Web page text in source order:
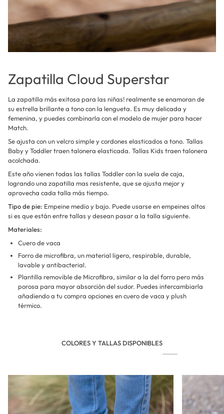
Zapatilla Cloud Superstar
La zapatilla más exitosa para las niñas! realmente se enamoran de
su estrella brillante a tono con la lengueta. Es muy delicada y
femenina, y puedes combinarla con el modelo de mujer para hacer
Match.
Se ajusta con un velcro simple y cordones elasticados a tono. Tallas
Baby y Toddler traen talonera elasticada. Tallas Kids traen talonera
acolchada.
Este año vienen todas las tallas Toddler con la suela de caja,
logrando una zapatilla mas resistente, que se ajusta mejor y
aprovecha cada talla más tiempo.
Tipo de pie: Empeine medio y bajo. Puede usarse en empeines altos
si es que están entre tallas y desean pasar a la talla siguiente.
Materiales:
Cuero de vaca
Forro de microfibra, un material ligero, respirable, durable,
lavable y antibacterial.
Plantilla removible de Microfibra, similar a la del forro pero más
porosa para mayor absorción del sudor. Puedes intercambiarla
añadiendo a tu compra opciones en cuero de vaca y plush
térmico.
COLORES Y TALLAS DISPONIBLES